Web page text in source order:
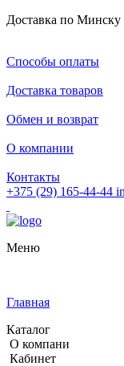
Доставка по
Способы оплаты
Доставка товаров
Обмен и возврат
О компании
Контакты
+375 (29) 165-44-44
Меню
Главная
Каталог
О компани
Кабинет